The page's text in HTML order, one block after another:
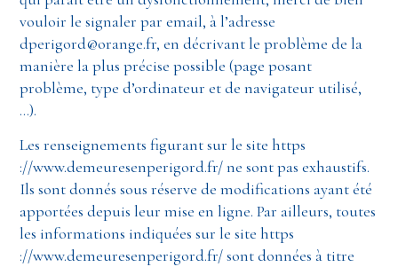
vouloir le signaler par email, à l’adresse
dperigord@orange.fr, en décrivant le problème de la
manière la plus précise possible (page posant
problème, type d’ordinateur et de navigateur utilisé,
…).
Les renseignements figurant sur le site https
://www.demeuresenperigord.fr/ ne sont pas exhaustifs.
Ils sont donnés sous réserve de modifications ayant été
apportées depuis leur mise en ligne. Par ailleurs, toutes
les informations indiquées sur le site https
://www.demeuresenperigord.fr/ sont données à titre